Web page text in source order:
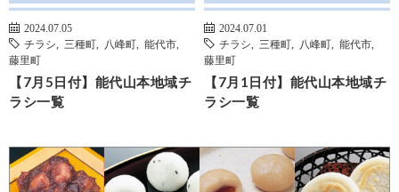
2024.07.05
チラシ
三種町 八峰町 能代市
藤里町
【7月5日付】能代山本地域チ
ラシ一覧
2024.07.01
チラシ
三種町 八峰町 能代市
藤里町
【7月1日付】能代山本地域チ
ラシ一覧